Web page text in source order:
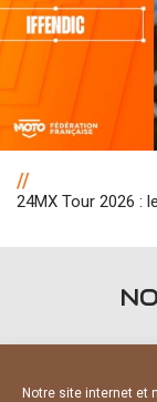
Notre site internet et
//
24MX Tour 2026 :